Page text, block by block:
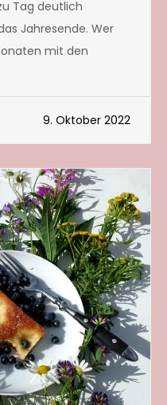
Tag deutlich
Jahresende. Wer
mit den
9. Oktober 2022